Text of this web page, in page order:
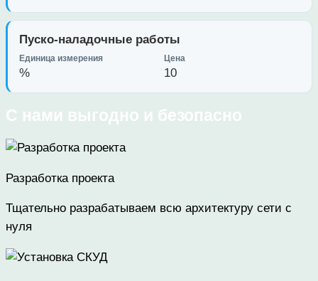
Пуско-наладочные работы
% 10
С нами выгодно и безопасно
Разработка проекта
Тщательно разрабатываем всю архитектуру сети с
нуля